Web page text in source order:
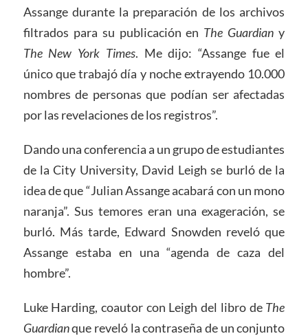
Assange durante la preparación de los archivos
filtrados para su publicación en The Guardian y
The New York Times. Me dijo: “Assange fue el
único que trabajó día y noche extrayendo 10.000
nombres de personas que podían ser afectadas
por las revelaciones de los registros”.
Dando una conferencia a un grupo de estudiantes
de la City University, David Leigh se burló de la
idea de que “Julian Assange acabará con un mono
naranja”. Sus temores eran una exageración, se
burló. Más tarde, Edward Snowden reveló que
Assange estaba en una “agenda de caza del
hombre”.
Luke Harding, coautor con Leigh del libro de The
Guardianque reveló la contraseña de un conjunto